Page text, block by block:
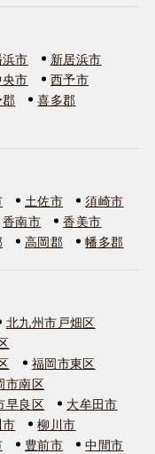
市
新居浜市
市
西予市
喜多郡
土佐市
須崎市
香南市
香美市
高岡郡 幡多郡
北九州市戸畑区
福岡市東区
市南区
早良区
大牟田市
柳川市
豊前市
中間市